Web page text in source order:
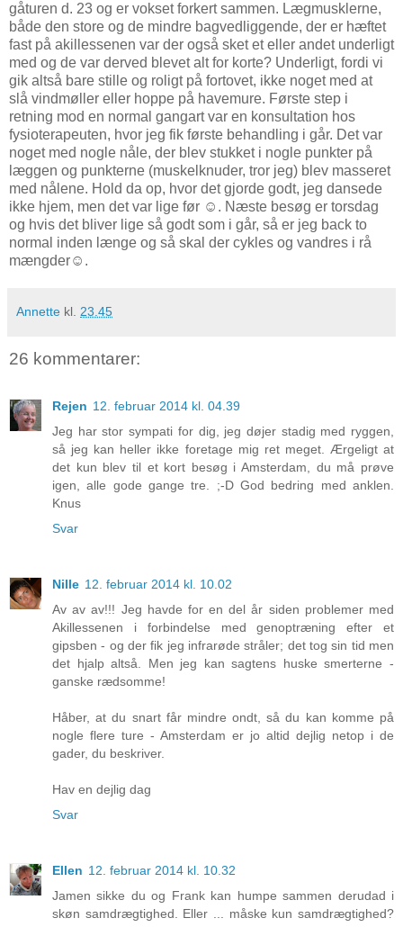
gåturen d. 23 og er vokset forkert sammen. Lægmusklerne,
både den store og de mindre bagvedliggende, der er hæftet
fast på akillessenen var der også sket et eller andet underligt
med og de var derved blevet alt for korte? Underligt, fordi vi
gik altså bare stille og roligt på fortovet, ikke noget med at
slå vindmøller eller hoppe på havemure. Første step i
retning mod en normal gangart var en konsultation hos
fysioterapeuten, hvor jeg fik første behandling i går. Det var
noget med nogle nåle, der blev stukket i nogle punkter på
læggen og punkterne (muskelknuder, tror jeg) blev masseret
med nålene. Hold da op, hvor det gjorde godt, jeg dansede
ikke hjem, men det var lige før ☺. Næste besøg er torsdag
og hvis det bliver lige så godt som i går, så er jeg back to
normal inden længe og så skal der cykles og vandres i rå
mængder☺.
Annette kl. 23.45
26 kommentarer:
Rejen 12. februar 2014 kl. 04.39
Jeg har stor sympati for dig, jeg døjer stadig med ryggen,
så jeg kan heller ikke foretage mig ret meget. Ærgeligt at
det kun blev til et kort besøg i Amsterdam, du må prøve
igen, alle gode gange tre. ;-D God bedring med anklen.
Knus
Svar
Nille 12. februar 2014 kl. 10.02
Av av av!!! Jeg havde for en del år siden problemer med
Akillessenen i forbindelse med genoptræning efter et
gipsben - og der fik jeg infrarøde stråler; det tog sin tid men
det hjalp altså. Men jeg kan sagtens huske smerterne -
ganske rædsomme!
Håber, at du snart får mindre ondt, så du kan komme på
nogle flere ture - Amsterdam er jo altid dejlig netop i de
gader, du beskriver.
Hav en dejlig dag
Svar
Ellen 12. februar 2014 kl. 10.32
Jamen sikke du og Frank kan humpe sammen derudad i
skøn samdrægtighed. Eller ... måske kun samdrægtighed?